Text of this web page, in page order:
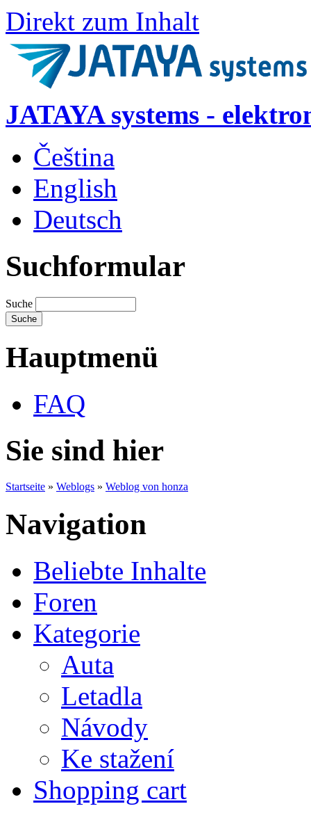
Direkt zum Inhalt
JATAYA systems -
Čeština
English
Deutsch
Suchformular
Suche
Hauptmenü
FAQ
Sie sind hier
Startseite » Weblogs » Weblog von honza
Navigation
Beliebte Inhalte
Foren
Kategorie
Auta
Letadla
Návody
Ke stažení
Shopping cart